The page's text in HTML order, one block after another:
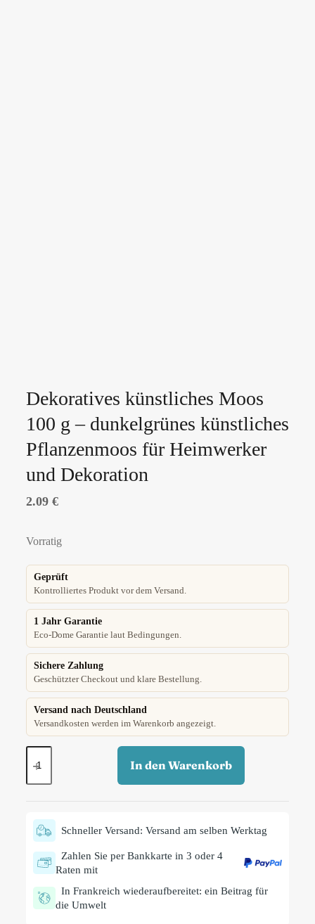
Dekoratives künstliches Moos
100 g – dunkelgrünes künstliches
Pflanzenmoos für Heimwerker
und Dekoration
2.09 €
Vorratig
Geprüft
Kontrolliertes Produkt vor dem Versand.
1 Jahr Garantie
Eco-Dome Garantie laut Bedingungen.
Sichere Zahlung
Geschützter Checkout und klare Bestellung.
Versand nach Deutschland
Versandkosten werden im Warenkorb angezeigt.
In den Warenkorb
Schneller Versand: Versand am selben Werktag
Zahlen Sie per Bankkarte in 3 oder 4
Raten mit
In Frankreich wiederaufbereitet: ein Beitrag für
die Umwelt